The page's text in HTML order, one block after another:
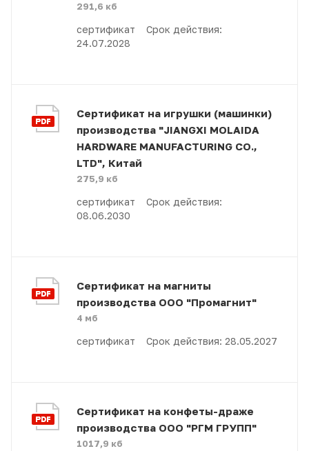
291,6 кб
сертификат Срок действия:
24.07.2028
Сертификат на игрушки (машинки)
производства "JIANGXI MOLAIDA
HARDWARE MANUFACTURING CO.,
LTD", Китай
275,9 кб
сертификат Срок действия:
08.06.2030
Сертификат на магниты
производства ООО "Промагнит"
4 мб
сертификат Срок действия: 28.05.2027
Сертификат на конфеты-драже
производства ООО "РГМ ГРУПП"
1017,9 кб